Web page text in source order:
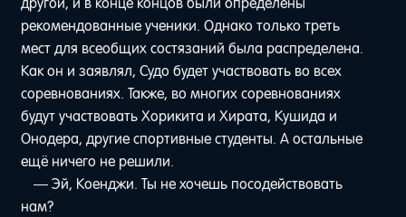
рекомендованные ученики. Однако только треть
мест для всеобщих состязаний была распределена.
Как он и заявлял, Судо будет участвовать во всех
соревнованиях. Также, во многих соревнованиях
будут участвовать Хорикита и Хирата, Кушида и
Онодера, другие спортивные студенты. А остальные
ещё ничего не решили.
— Эй, Коенджи. Ты не хочешь посодействовать
нам?